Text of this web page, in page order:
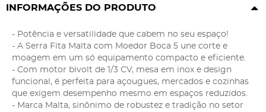
INFORMAÇÕES DO PRODUTO
- Potência e versatilidade que cabem no seu espaço!
- A Serra Fita Malta com Moedor Boca 5 une corte e
moagem em um só equipamento compacto e eficiente.
- Com motor bivolt de 1/3 CV, mesa em inox e design
funcional, é perfeita para açougues, mercados e cozinhas
que exigem desempenho mesmo em espaços reduzidos.
- Marca Malta, sinônimo de robustez e tradição no setor